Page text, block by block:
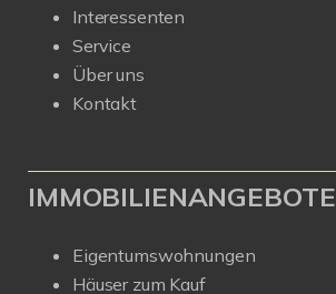
Interessenten
Service
Über uns
Kontakt
IMMOBILIENANGEBOTE
Eigentumswohnungen
Häuser zum Kauf